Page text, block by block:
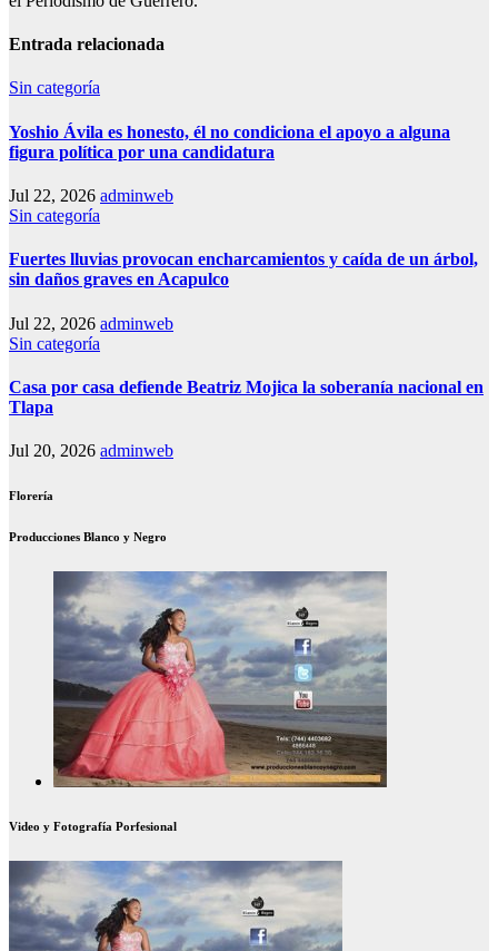
Entrada relacionada
Sin categoría
Yoshio Ávila es honesto, él no condiciona el apoyo a alguna
figura política por una candidatura
Jul 22, 2026 adminweb
Sin categoría
Fuertes lluvias provocan encharcamientos y caída de un árbol,
sin daños graves en Acapulco
Jul 22, 2026 adminweb
Sin categoría
Casa por casa defiende Beatriz Mojica la soberanía nacional en
Tlapa
Jul 20, 2026 adminweb
Florería
Producciones Blanco y Negro
Video y Fotografía Porfesional